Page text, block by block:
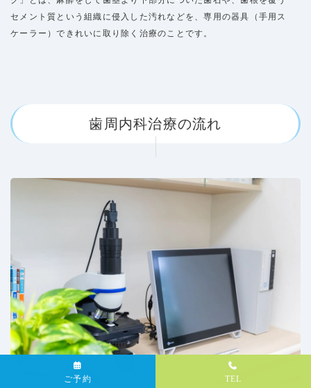
セメント質という組織に侵入した汚れなどを、専用の器具（手用ス
ケーラー）できれいに取り除く治療のことです。
歯周内科治療の流れ
ご予約 TEL